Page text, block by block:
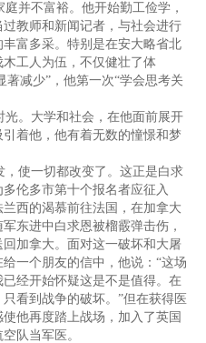
并不富裕。他开始勤工俭学，
教师和新闻记者，与社会进行
富多采。特别是在安大略省北
工人为伍，不仅健壮了体
著减少”，他第一次“学会思考关
。大学和社会，在他面前展开
着他，他有着无数的憧憬和梦
使一切都改变了。这正是白求
伦多市第十个报名者应征入
西的渴慕前往法国，在加拿大
东进中白求恩被榴霰弹击伤，
加拿大。面对这一破坏和大屠
一个朋友的信中，他说：“这场
经开始怀疑这是不是值得。在
看到战争的破坏。”但在获得医
他再度踏上战场，加入了英国
队当军医。